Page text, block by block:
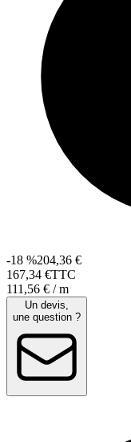
-18 %204,36 €
167,34 €TTC
111,56 € / m
Un devis,
une question ?